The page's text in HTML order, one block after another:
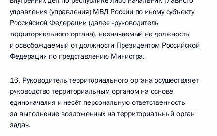
управления (управления) МВД России по иному субъекту
Российской Федерации (далее -руководитель
территориального органа), назначаемый на должность
и освобождаемый от должности Президентом Российской
Федерации по представлению Министра.
16. Руководитель территориального органа осуществляет
руководство территориальным органом на основе
единоначалия и несёт персональную ответственность
за выполнение возложенных на территориальный орган
задач.